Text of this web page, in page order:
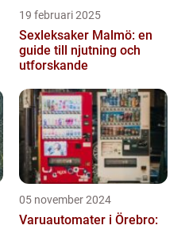
19 februari 2025
Sexleksaker Malmö: en
guide till njutning och
utforskande
05 november 2024
Varuautomater i Örebro: